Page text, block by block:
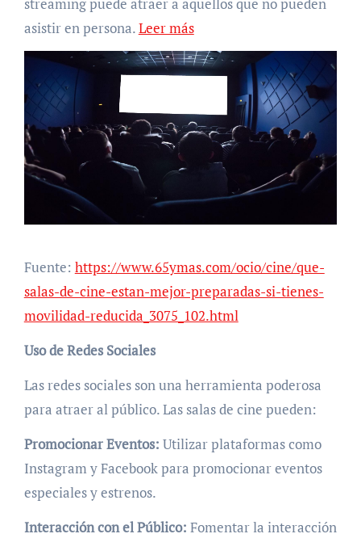
asistir en persona.Leer más
Fuente: https://www.65ymas.com/ocio/cine/que-
salas-de-cine-estan-mejor-preparadas-si-tienes-
movilidad-reducida_3075_102.html
Uso de Redes Sociales
Las redes sociales son una herramienta poderosa
para atraer al público. Las salas de cine pueden:
Promocionar Eventos: Utilizar plataformas como
Instagram y Facebook para promocionar eventos
especiales y estrenos.
Interacción con el Público: Fomentar la interacción